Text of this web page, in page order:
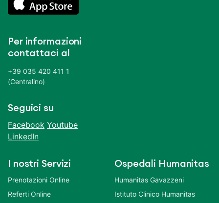
Per informazioni
contattaci al
+39 035 420 411 1
(Centralino)
Seguici su
Facebook Youtube
LinkedIn
I nostri Servizi
Prenotazioni Online
Referti Online
Ospedali Humanitas
Humanitas Gavazzeni
Istituto Clinico Humanitas